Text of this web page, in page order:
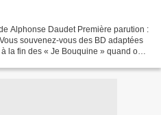
Alphonse Daudet Première parution :
souvenez-vous des BD adaptées
la fin des « Je Bouquine » quand on